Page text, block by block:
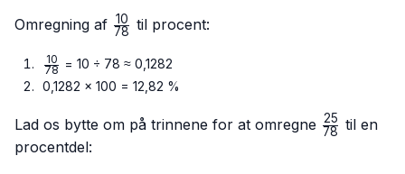
10}{78}
Omregning af \frac{10}
78
10 til procent:
\frac{10}
{78}
78
10
= 10 ÷ 78 ≈ 0,1282
0,1282 × 100 = 12,82 %
Lad os bytte om på trinnene for at omregne \frac{25}
78
25 til en
procentdel: